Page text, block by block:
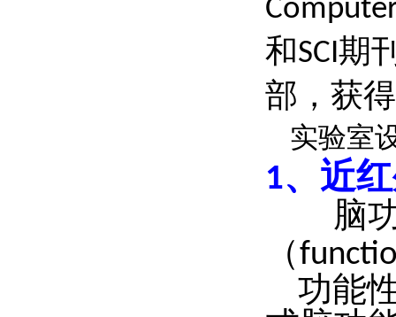
和SCI期
部，获
实验室
1、 近
脑
（
功能